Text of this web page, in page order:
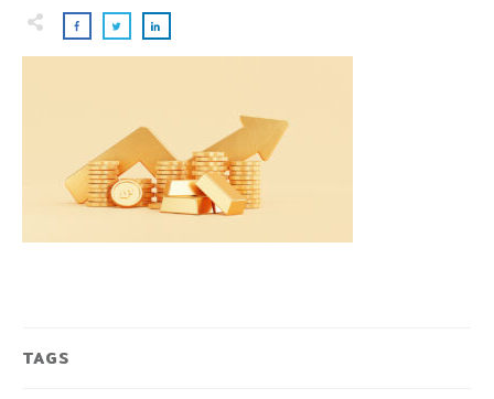
TAGS